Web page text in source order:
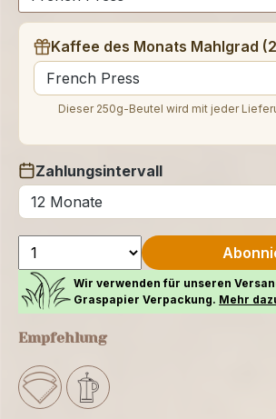
Kaffee des Monats Mahlgrad
auswählen
Dieser 250g-Beutel wird mit jeder
Zahlungsintervall
auswählen
Wir verwenden für unseren
Graspapier Verpackung. Mehr
Empfehlung